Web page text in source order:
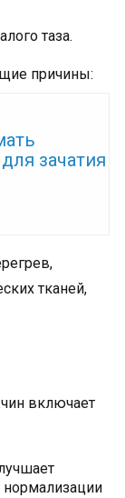
таза.
причины:
зачатия
тканей,
включает